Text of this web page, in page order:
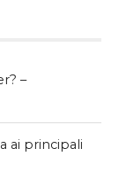
–
ai principali